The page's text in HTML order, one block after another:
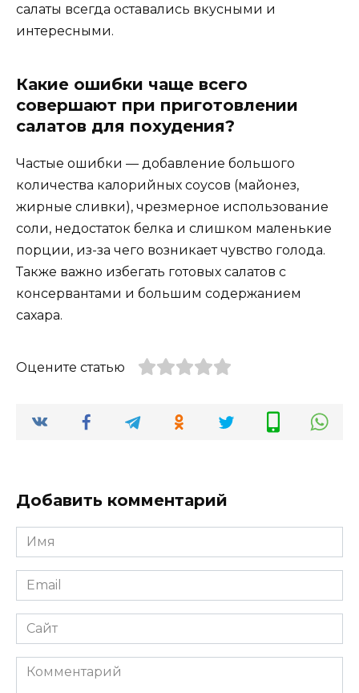
салаты всегда оставались вкусными и
интересными.
Какие ошибки чаще всего
совершают при приготовлении
салатов для похудения?
Частые ошибки — добавление большого
количества калорийных соусов (майонез,
жирные сливки), чрезмерное использование
соли, недостаток белка и слишком маленькие
порции, из-за чего возникает чувство голода.
Также важно избегать готовых салатов с
консервантами и большим содержанием
сахара.
Оцените статью
Добавить комментарий
Имя
Email
Сайт
Комментарий